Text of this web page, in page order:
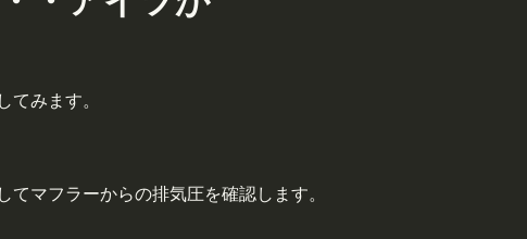
てみます。
てマフラーからの排気圧を確認します。